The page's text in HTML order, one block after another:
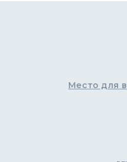
Место для